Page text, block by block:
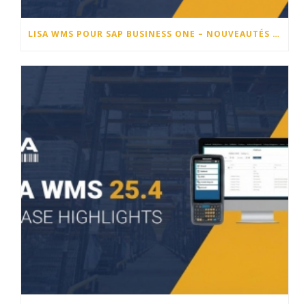
LISA WMS POUR SAP BUSINESS ONE – NOUVEAUTÉS DE LA VERSION 26.1